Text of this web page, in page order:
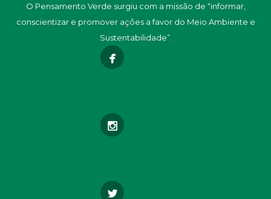
O Pensamento Verde surgiu com a missão de “informar,
conscientizar e promover ações a favor do Meio Ambiente e
Sustentabilidade”.